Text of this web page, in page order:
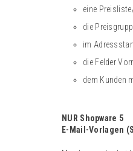
eine
die
im
die Felder
dem Kunden
NUR Shopware 5
E-Mail-Vorlagen